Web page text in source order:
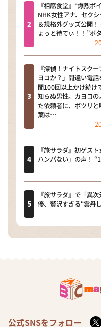
『相席食堂』“爆烈ボ
NHK女性アナ、セク
＆規格外グッズ公開！
ょっと待てぃ！！”ボ
『探偵！ナイトスク
ヨコか？」間違い電話
間100回以上かけ続け
知らぬ男性。カヨコの
た依頼者に、ポツリと
葉は…
『旅サラダ』初ゲス
ハンパない」の声！
『旅サラダ』で「異
優、贅沢すぎる“雲丹
公式SNSをフォロー